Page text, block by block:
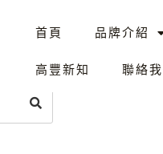
首頁 品牌介紹
高豐新知 聯絡